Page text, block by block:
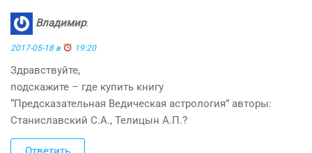
Владимир:
2017-05-18 в 19:20
Здравствуйте,
подскажите – где купить книгу
“Предсказательная Ведическая астрология” авторы:
Станиславский С.А., Телицын А.П.?